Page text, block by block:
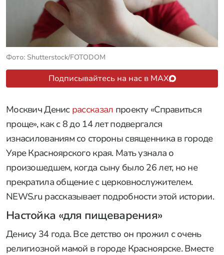
Фото: Shutterstock/FOTODOM
Подписывайтесь на нас в MAX
Москвич Денис рассказал проекту «Справиться
проще», как с 8 до 14 лет подвергался
изнасилованиям со стороны священника в городе
Уяре Красноярского края. Мать узнала о
произошедшем, когда сыну было 26 лет, но не
прекратила общение с церковнослужителем.
NEWS.ru рассказывает подробности этой истории.
Настойка «для пищеварения»
Денису 34 года. Все детство он прожил с очень
религиозной мамой в городе Красноярске. Вместе